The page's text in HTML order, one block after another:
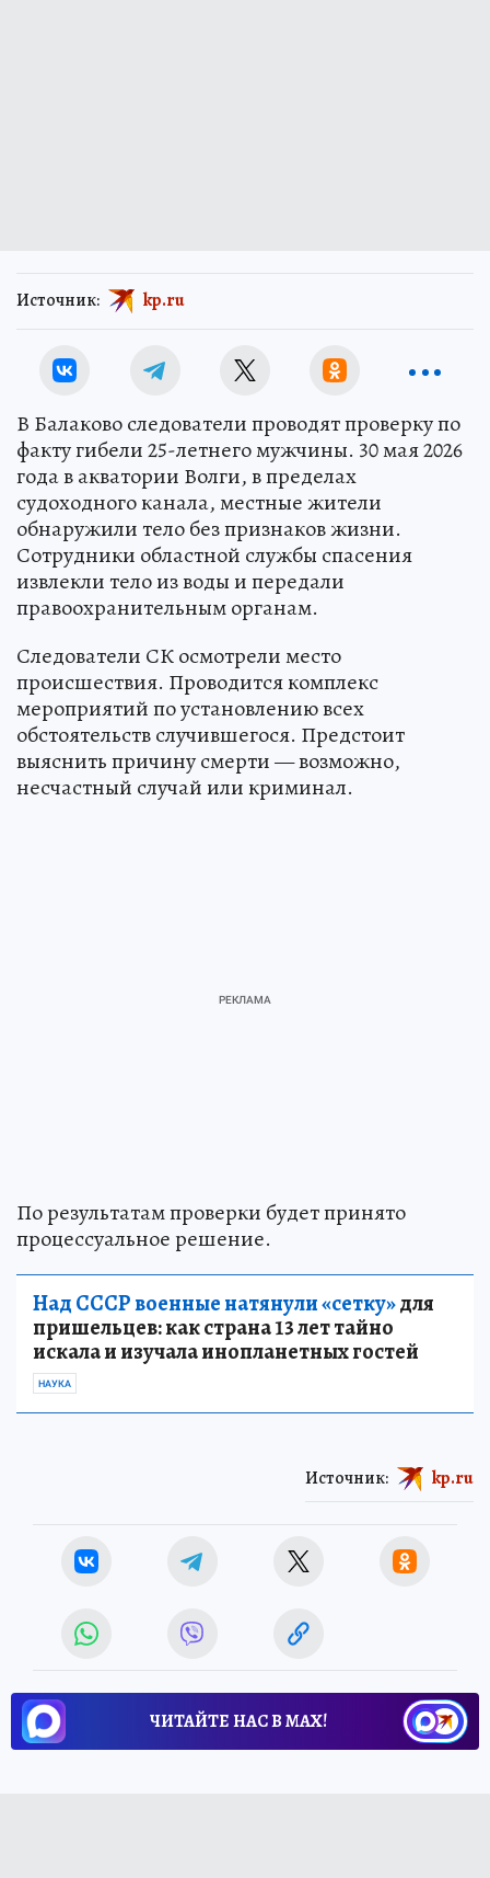
Источник: kp.ru
В Балаково следователи проводят проверку по
факту гибели 25-летнего мужчины. 30 мая 2026
года в акватории Волги, в пределах
судоходного канала, местные жители
обнаружили тело без признаков жизни.
Сотрудники областной службы спасения
извлекли тело из воды и передали
правоохранительным органам.
Следователи СК осмотрели место
происшествия. Проводится комплекс
мероприятий по установлению всех
обстоятельств случившегося. Предстоит
выяснить причину смерти — возможно,
несчастный случай или криминал.
По результатам проверки будет принято
процессуальное решение.
Над СССР военные натянули «сетку»для
пришельцев: как страна 13 лет тайно
искала и изучала инопланетных гостей
НАУКА
Источник: kp.ru
ЧИТАЙТЕ НАС В МАХ!